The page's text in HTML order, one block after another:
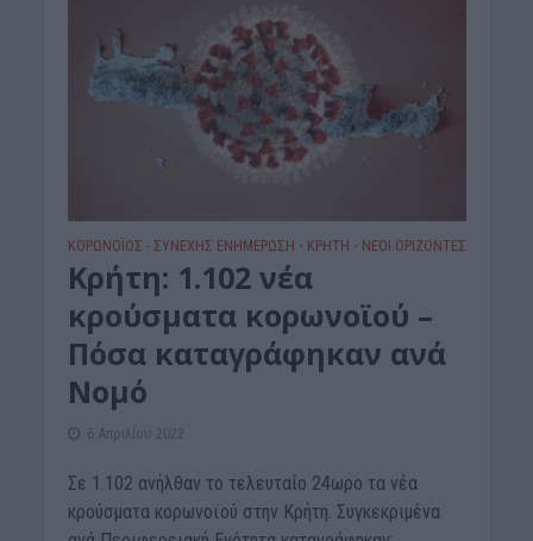
ΚΟΡΩΝΟΪΟΣ - ΣΥΝΕΧΗΣ ΕΝΗΜΕΡΩΣΗ • ΚΡΗΤΗ • ΝΕΟΙ ΟΡΙΖΟΝΤΕΣ
Κρήτη: 1.102 νέα
κρούσματα κορωνοϊού –
Πόσα καταγράφηκαν ανά
Νομό
6 Απριλίου 2022
Σε 1.102 ανήλθαν το τελευταίο 24ωρο τα νέα
κρούσματα κορωνοϊού στην Κρήτη. Συγκεκριμένα